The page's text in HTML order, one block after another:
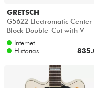
HiFi
Bundle
GRETSCH
G5622 Electromatic Center
Block Double-Cut with V-
Stoptail - Olive metallic
Internet
Historias